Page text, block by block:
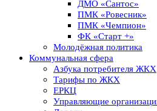
ДМО «Сантос»
ПМК «Ровесник»
ПМК «Чемпион»
ФК «Старт +»
Молодёжная политика
Коммунальная сфера
Азбука потребителя ЖКХ
Тарифы по ЖКХ
ЕРКЦ
Управляющие